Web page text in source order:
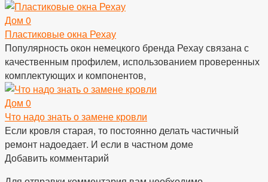
Дом 0
Пластиковые окна Рехау
Популярность окон немецкого бренда Рехау связана с
качественным профилем, использованием проверенных
комплектующих и компонентов,
Дом 0
Что надо знать о замене кровли
Если кровля старая, то постоянно делать частичный
ремонт надоедает. И если в частном доме
Добавить комментарий